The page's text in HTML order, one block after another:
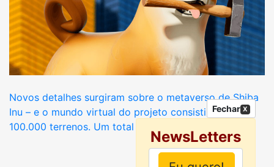
Novos detalhes surgiram sobre o metaverso de Shiba
Inu – e o mundo virtual do projeto consistirá em
100.000 terrenos. Um total de 36.431...
Fechar X
NewsLetters